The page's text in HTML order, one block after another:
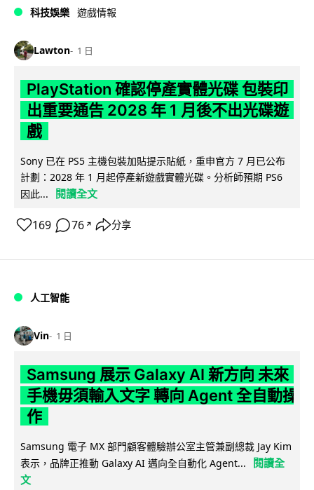
科技娛樂 遊戲情報
Lawton 1 日
PlayStation 確認停產實體光碟 包裝印
出重要通告 2028 年 1 月後不出光碟遊
戲
Sony 已在 PS5 主機包裝加貼提示貼紙，重申官方 7 月已公布
計劃：2028 年 1 月起停產新遊戲實體光碟。分析師預期 PS6
因此...
閱讀全文
169 76 ↗ 分享
人工智能
Vin 1 日
Samsung 展示 Galaxy AI 新方向 未來
手機毋須輸入文字 轉向 Agent 全自動操
作
Samsung 電子 MX 部門顧客體驗辦公室主管兼副總裁 Jay Kim
表示，品牌正推動 Galaxy AI 邁向全自動化 Agent...
閱讀全
文